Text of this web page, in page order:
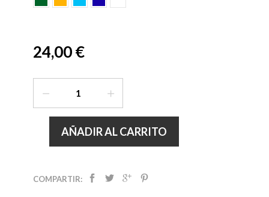
24,00 €
AÑADIR AL CARRITO
COMPARTIR: